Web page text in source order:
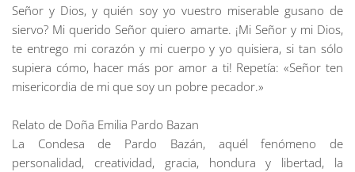
Señor y Dios, y quién soy yo vuestro miserable gusano de
siervo? Mi querido Señor quiero amarte. ¡Mi Señor y mi Dios,
te entrego mi corazón y mi cuerpo y yo quisiera, si tan sólo
supiera cómo, hacer más por amor a ti! Repetía: «Señor ten
misericordia de mi que soy un pobre pecador.»
Relato de Doña Emilia Pardo Bazan
La Condesa de Pardo Bazán, aquél fenómeno de
personalidad, creatividad, gracia, hondura y libertad, la